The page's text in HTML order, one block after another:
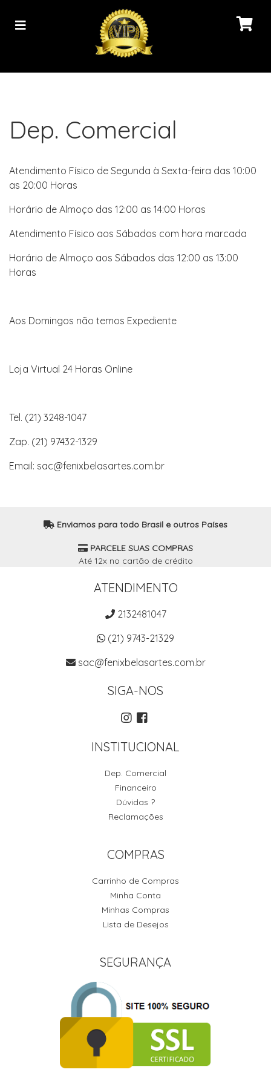
Dep. Comercial
Atendimento Físico de Segunda à Sexta-feira das 10:00
as 20:00 Horas
Horário de Almoço das 12:00 as 14:00 Horas
Atendimento Físico aos Sábados com hora marcada
Horário de Almoço aos Sábados das 12:00 as 13:00
Horas
Aos Domingos não temos Expediente
Loja Virtual 24 Horas Online
Tel. (21) 3248-1047
Zap. (21) 97432-1329
Email: sac@fenixbelasartes.com.br
Enviamos para todo Brasil e outros Países
PARCELE SUAS COMPRAS
Até 12x no cartão de crédito
ATENDIMENTO
2132481047
(21) 9743-21329
sac@fenixbelasartes.com.br
SIGA-NOS
INSTITUCIONAL
Dep. Comercial
Financeiro
Dúvidas ?
Reclamações
COMPRAS
Carrinho de Compras
Minha Conta
Minhas Compras
Lista de Desejos
SEGURANÇA